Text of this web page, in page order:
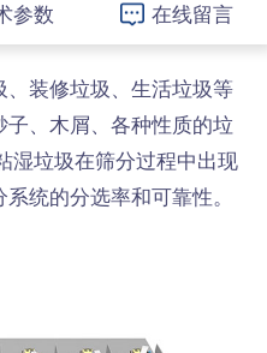
参数 在线留言
装修垃圾、生活垃圾等
、木屑、各种性质的垃
湿垃圾在筛分过程中出现
统的分选率和可靠性。